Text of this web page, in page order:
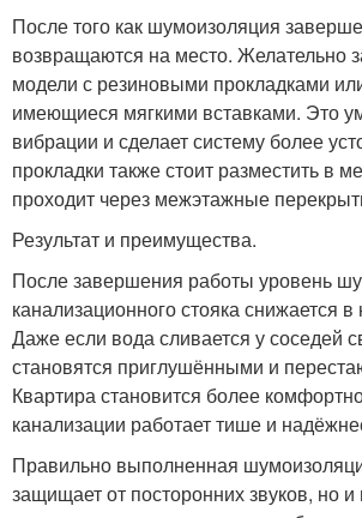
После того как шумоизоляция
возвращаются на место. Желательно
модели с резиновыми прокладками
имеющиеся мягкими вставками. Это
вибрации и сделает систему более
прокладки также стоит разместить в
проходит через межэтажные
Результат и преимущества.
После завершения работы уровень
канализационного стояка снижается в
Даже если вода сливается у соседей
становятся приглушёнными и
Квартира становится более
канализации работает тише и
Правильно выполненная
защищает от посторонних звуков, но